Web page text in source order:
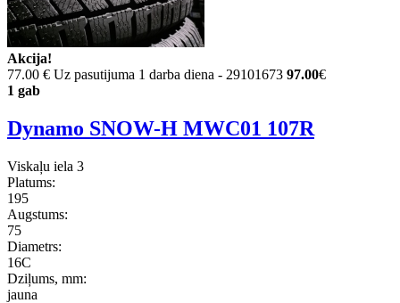
Akcija!
77.00 € Uz pasutijuma 1 darba diena - 29101673 97.00€
1 gab
Dynamo SNOW-H MWC01 107R
Viskaļu iela 3
Platums:
195
Augstums:
75
Diametrs:
16C
Dziļums, mm:
jauna